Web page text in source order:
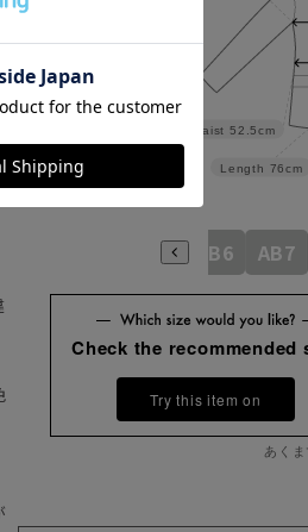
Length 76cm
Waist 52.5cm
AB5 AB6 AB7
Check the recommended
Try this item on
あく